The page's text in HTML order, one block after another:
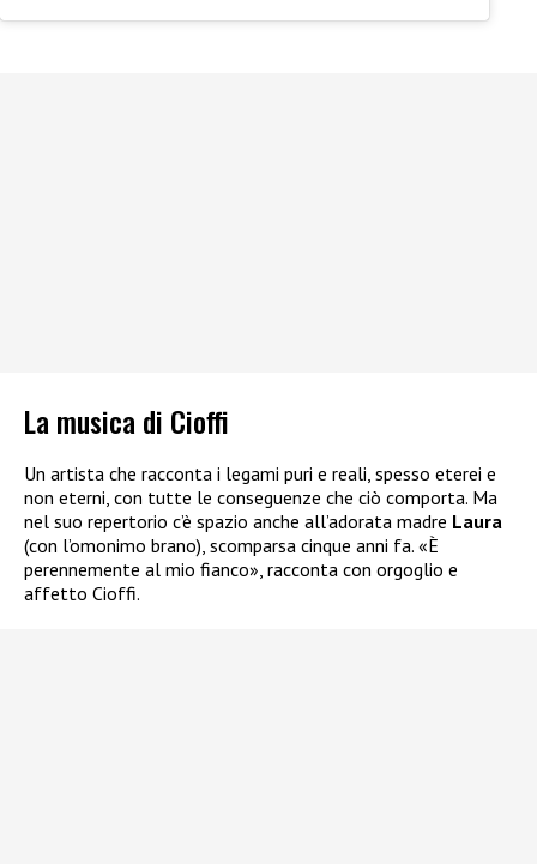
La musica di Cioffi
Un artista che racconta i legami puri e reali, spesso eterei e
non eterni, con tutte le conseguenze che ciò comporta. Ma
nel suo repertorio c’è spazio anche all’adorata madre Laura
(con l’omonimo brano), scomparsa cinque anni fa. «È
perennemente al mio fianco», racconta con orgoglio e
affetto Cioffi.